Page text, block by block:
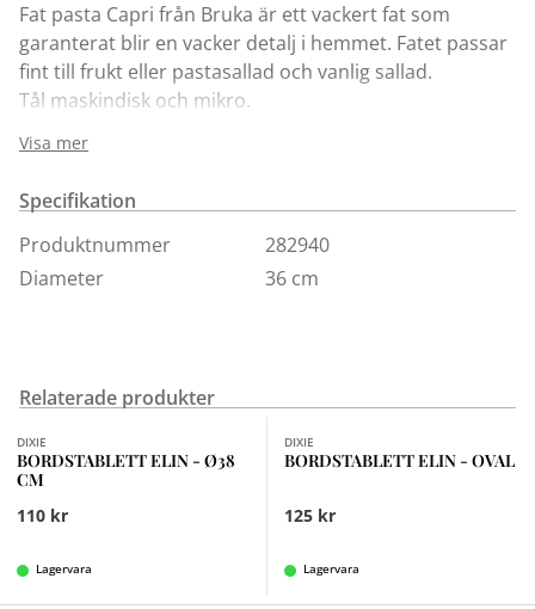
Fat pasta Capri från Bruka är ett vackert fat som
garanterat blir en vacker detalj i hemmet. Fatet passar
fint till frukt eller pastasallad och vanlig sallad.
Tål maskindisk och mikro.
Capri pastafat finns att köpa i Kungens Kurvabutiken.
Välkommen in!
Visa mer
Specifikation
Produktnummer
282940
Diameter
36 cm
Relaterade produkter
Finns i fler val (2)
DIXIE
BORDSTABLETT ELIN - Ø38
CM
110 kr
Lagervara
DIXIE
BORDSTABLETT ELIN - OVAL
125 kr
Lagervara